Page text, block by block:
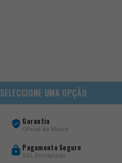
SELECCIONE UMA OPÇÃO
Garantia
Oficial da Marca
Pagamento Seguro
SSL Encriptado